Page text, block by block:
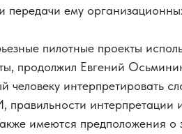
передачи ему
пилотные проекты
продолжил Евгений
человеку интерпретировать
правильности интерпретации
имеются предположения о